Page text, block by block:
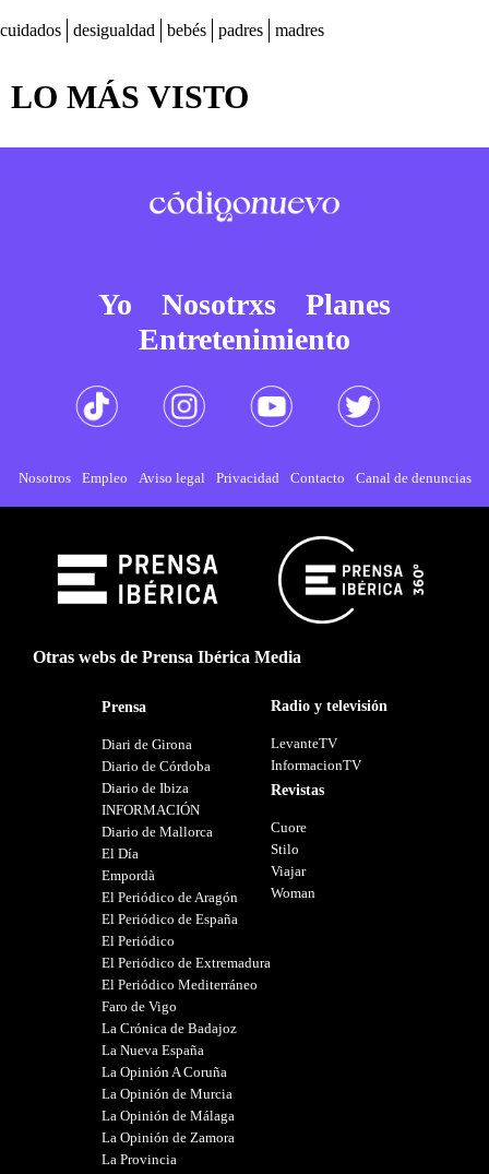
cuidados desigualdad bebés padres madres
LO MÁS VISTO
Yo Nosotrxs
Planes
Entretenimiento
Nosotros Empleo Aviso legal Privacidad Contacto Canal de denuncias
Otras webs de Prensa Ibérica Media
Prensa
Diari de Girona
Diario de Córdoba
Diario de Ibiza
INFORMACIÓN
Diario de Mallorca
El Día
Empordà
El Periódico de Aragón
El Periódico de España
El Periódico
El Periódico de Extremadura
El Periódico Mediterráneo
Faro de Vigo
La Crónica de Badajoz
La Nueva España
La Opinión A Coruña
La Opinión de Murcia
La Opinión de Málaga
La Opinión de Zamora
La Provincia
Radio y televisión
LevanteTV
InformacionTV
Revistas
Cuore
Stilo
Viajar
Woman